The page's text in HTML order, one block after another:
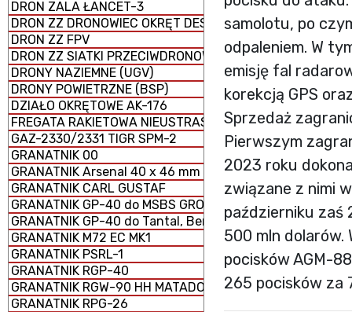
DRON ZALA ŁANCET-3
DRON ZZ DRONOWIEC OKRĘT DESANTOWY
DRON ZZ FPV
DRON ZZ SIATKI PRZECIWDRONOWE (antydronowe)
DRONY NAZIEMNE (UGV)
DRONY POWIETRZNE (BSP)
DZIAŁO OKRĘTOWE AK-176
FREGATA RAKIETOWA NIEUSTRASZYMYJ
GAZ-2330/2331 TIGR SPM-2
GRANATNIK 00
GRANATNIK Arsenal 40 x 46 mm
GRANATNIK CARL GUSTAF
GRANATNIK GP-40 do MSBS GROT
GRANATNIK GP-40 do Tantal, Beryl, AKM i GS-40
GRANATNIK M72 EC MK1
GRANATNIK PSRL-1
GRANATNIK RGP-40
GRANATNIK RGW-90 HH MATADOR
GRANATNIK RPG-26
samolotu, po
odpaleniem. W
emisję fal
korekcją GPS
Sprzedaż
Pierwszym
2023 roku
związane z nimi
październiku zaś
500 mln dolarów.
pocisków AGM-
265 pocisków za